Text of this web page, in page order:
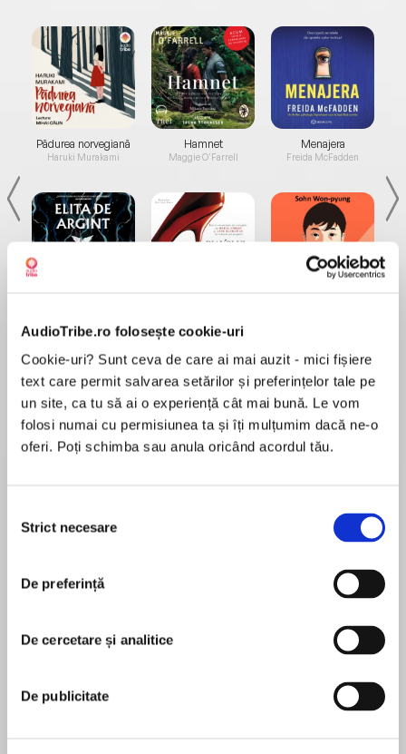
AudioTribe.ro folosește cookie-uri
Cookie-uri? Sunt ceva de care ai mai auzit - mici fișiere
text care permit salvarea setărilor și preferințelor tale pe
un site, ca tu să ai o experiență cât mai bună. Le vom
folosi numai cu permisiunea ta și îți mulțumim dacă ne-o
oferi. Poți schimba sau anula oricând acordul tău.
consimțământului
Strict necesare
De preferință
De cercetare și analitice
De publicitate
Pădurea norvegiană
Haruki Murakami
de...
Dani Francis
Hamnet
Maggie O'Farrell
la...
Lauren Weisberger
Menajera
Freida McFadden
Desprecarte
An award-winning, much-loved biologist turns
body over a lifetime
investigation,Racing the Clockis the book
has been waiting his entire life to write. A
dedicated and accomplished marathon (and
marathon at age thirty-nine, Heinrich looks
În acest moment nu există recenzii
Bernd Heinrich
BERND HEINRICHis an acclaimed scientist and
the author of numerous books, including the best-